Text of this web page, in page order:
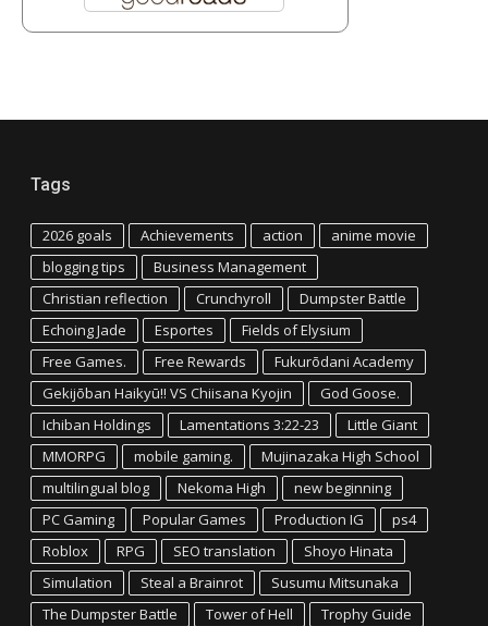
Tags
2026 goals Achievements action
anime movie
blogging tips
Business Management
Christian reflection
Crunchyroll
Dumpster Battle
Echoing Jade
Esportes
Fields of Elysium
Free Games.
Free Rewards
Fukurōdani Academy
Gekijōban Haikyū!! VS Chiisana Kyojin
God Goose.
Ichiban Holdings
Lamentations 3:22-23
Little Giant
MMORPG
mobile gaming.
Mujinazaka High School
multilingual blog
Nekoma High
new beginning
PC Gaming
Popular Games Production IG
ps4
Roblox
RPG SEO translation
Shoyo Hinata
Simulation
Steal a Brainrot
Susumu Mitsunaka
The Dumpster Battle
Tower of Hell
Trophy Guide